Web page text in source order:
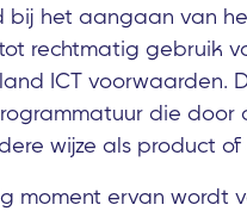
bij het aangaan van
rechtmatig gebruik
ICT voorwaarden.
die door
wijze als product of
moment ervan wordt